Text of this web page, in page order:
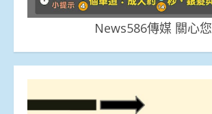
News586傳媒 關心您